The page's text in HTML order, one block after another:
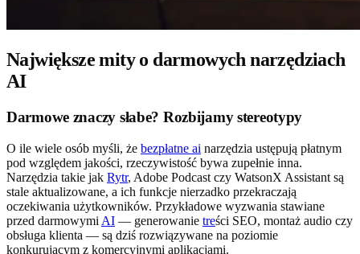
Największe mity o darmowych narzędziach
AI
Darmowe znaczy słabe? Rozbijamy stereotypy
O ile wiele osób myśli, że bezpłatne ai narzędzia ustępują płatnym
pod względem jakości, rzeczywistość bywa zupełnie inna.
Narzędzia takie jak Rytr, Adobe Podcast czy WatsonX Assistant są
stale aktualizowane, a ich funkcje nierzadko przekraczają
oczekiwania użytkowników. Przykładowe wyzwania stawiane
przed darmowymi AI — generowanie treści SEO, montaż audio czy
obsługa klienta — są dziś rozwiązywane na poziomie
konkurującym z komercyjnymi aplikacjami.